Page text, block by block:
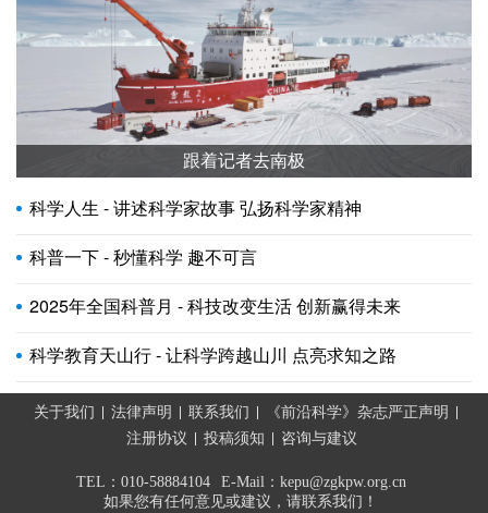
跟着记者去南极
科学人生 - 讲述科学家故事 弘扬科学家精神
科普一下 - 秒懂科学 趣不可言
2025年全国科普月 - 科技改变生活 创新赢得未来
科学教育天山行 - 让科学跨越山川 点亮求知之路
关于我们 法律声明 联系我们
《前沿科学》杂志严正声明
注册协议
投稿须知 咨询与建议
TEL：010-58884104
E-Mail：kepu@zgkpw.org.cn
如果您有任何意见或建议，请联系我们！